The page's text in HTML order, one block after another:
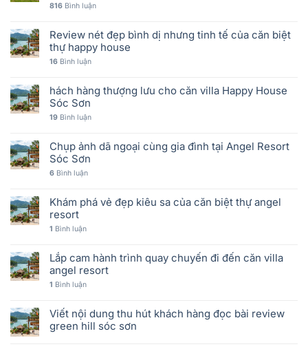
816 Bình luận
Review nét đẹp bình dị nhưng tinh tế của căn biệt
thự happy house
16 Bình luận
hách hàng thượng lưu cho căn villa Happy House
Sóc Sơn
19 Bình luận
Chụp ảnh dã ngoại cùng gia đình tại Angel Resort
Sóc Sơn
6 Bình luận
Khám phá vẻ đẹp kiêu sa của căn biệt thự angel
resort
1 Bình luận
Lắp cam hành trình quay chuyến đi đến căn villa
angel resort
1 Bình luận
Viết nội dung thu hút khách hàng đọc bài review
green hill sóc sơn